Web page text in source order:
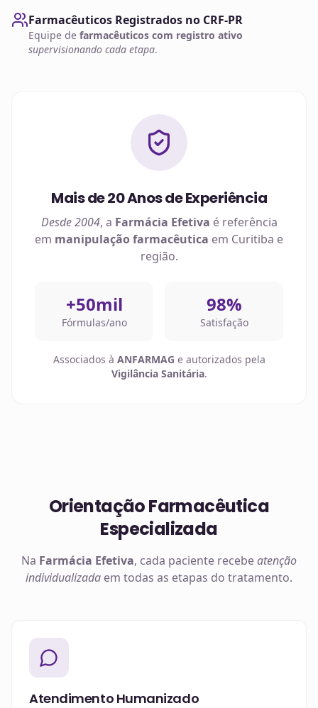
Farmacêuticos Registrados no CRF-PR
Equipe de farmacêuticos com registro ativo
supervisionando cada etapa.
Mais de 20 Anos de Experiência
Desde 2004, a Farmácia Efetiva é referência
em manipulação farmacêutica em Curitiba e
região.
+50mil
Fórmulas/ano
98%
Satisfação
Associados à ANFARMAG e autorizados pela
Vigilância Sanitária.
Orientação Farmacêutica
Especializada
Na Farmácia Efetiva, cada paciente recebeatenção
individualizada em todas as etapas do tratamento.
Atendimento Humanizado